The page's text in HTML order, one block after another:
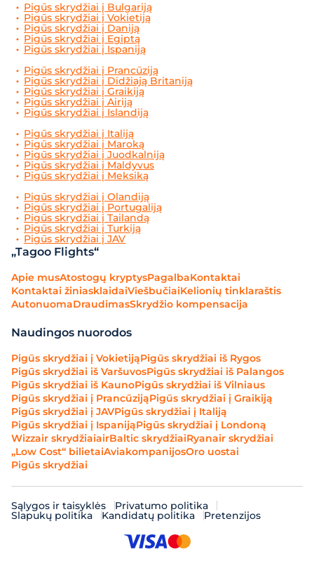
Pigūs skrydžiai į Bulgariją
Pigūs skrydžiai į Vokietiją
Pigūs skrydžiai į Daniją
Pigūs skrydžiai į Egiptą
Pigūs skrydžiai į Ispaniją
Pigūs skrydžiai į Prancūziją
Pigūs skrydžiai į Didžiają Britaniją
Pigūs skrydžiai į Graikiją
Pigūs skrydžiai į Airiją
Pigūs skrydžiai į Islandiją
Pigūs skrydžiai į Italiją
Pigūs skrydžiai į Maroką
Pigūs skrydžiai į Juodkalniją
Pigūs skrydžiai į Maldyvus
Pigūs skrydžiai į Meksiką
Pigūs skrydžiai į Olandiją
Pigūs skrydžiai į Portugaliją
Pigūs skrydžiai į Tailandą
Pigūs skrydžiai į Turkiją
Pigūs skrydžiai į JAV
„Tagoo Flights“
Apie musAtostogų kryptysPagalbaKontaktai
Kontaktai žiniasklaidaiViešbučiaiKelionių tinklaraštis
AutonuomaDraudimasSkrydžio kompensacija
Naudingos nuorodos
Pigūs skrydžiai į VokietijąPigūs skrydžiai iš Rygos
Pigūs skrydžiai iš VaršuvosPigūs skrydžiai iš Palangos
Pigūs skrydžiai iš KaunoPigūs skrydžiai iš Vilniaus
Pigūs skrydžiai į PrancūzijąPigūs skrydžiai į Graikiją
Pigūs skrydžiai į JAVPigūs skrydžiai į Italiją
Pigūs skrydžiai į IspanijąPigūs skrydžiai į Londoną
Wizzair skrydžiaiairBaltic skrydžiaiRyanair skrydžiai
„Low Cost“ bilietaiAviakompanijosOro uostai
Pigūs skrydžiai
Sąlygos ir taisyklės Privatumo politika
Slapukų politika Kandidatų politika Pretenzijos